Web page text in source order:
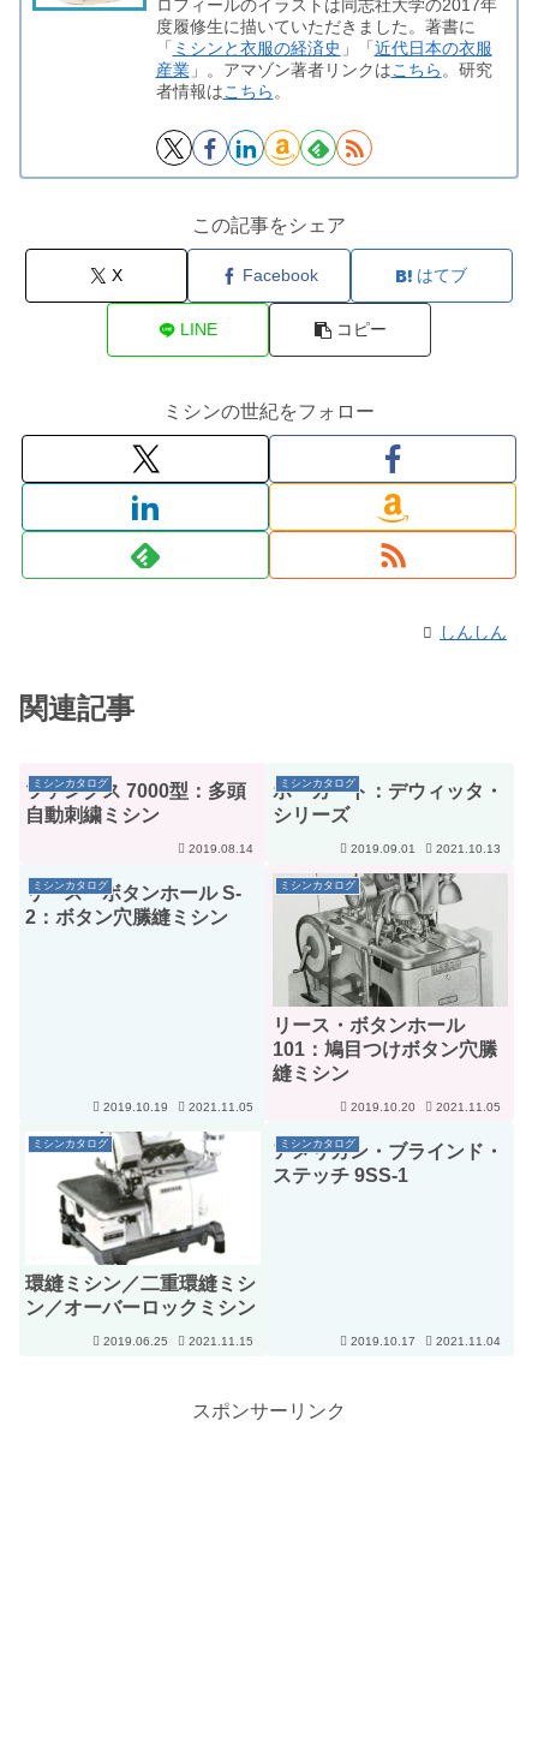
ロフィールのイラストは同志社大学の2017年
度履修生に描いていただきました。著書に
「 ミシンと衣服の経済史 」「 近代日本の衣服
産業」。アマゾン著者リンクはこちら。研究
者情報はこちら。
この記事をシェア
X Facebook はてブ
LINE コピー
ミシンの世紀をフォロー
しんしん
関連記事
ミシンカタログ
ツァングス 7000型：多頭
自動刺繍ミシン
2019.08.14
ミシンカタログ
ポーカート：デウィッタ・
シリーズ
2019.09.01 2021.10.13
ミシンカタログ
リース・ボタンホール S-
2：ボタン穴縢縫ミシン
2019.10.19 2021.11.05
ミシンカタログ
リース・ボタンホール
101：鳩目つけボタン穴縢
縫ミシン
2019.10.20 2021.11.05
ミシンカタログ
環縫ミシン／二重環縫ミシ
ン／オーバーロックミシン
2019.06.25 2021.11.15
ミシンカタログ
アメリカン・ブラインド・
ステッチ 9SS-1
2019.10.17 2021.11.04
スポンサーリンク